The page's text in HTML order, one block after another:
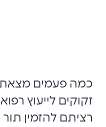
כמה פעמים
זקוקים לייעוץ
רציתם להזמין